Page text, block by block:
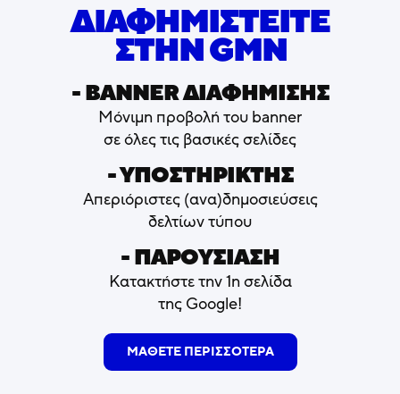
ΔΙΑΦΗΜΙΣΤΕΙΤΕ
ΣΤΗΝ GMN
- ΒΑNNER ΔΙΑΦΗΜΙΣΗΣ
Μόνιμη προβολή του banner
σε όλες τις βασικές σελίδες
- ΥΠΟΣΤΗΡΙΚΤΗΣ
Απεριόριστες (ανα)δημοσιεύσεις
δελτίων τύπου
- ΠΑΡΟΥΣΙΑΣΗ
Κατακτήστε την 1η σελίδα
της Google!
ΜΑΘΕΤΕ ΠΕΡΙΣΣΟΤΕΡΑ